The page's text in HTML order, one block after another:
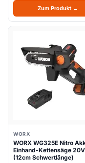
Zum Produkt →
WORX
WORX WG325E Nitro
Einhand-Kettensäge 20V
(12cm Schwertlänge)